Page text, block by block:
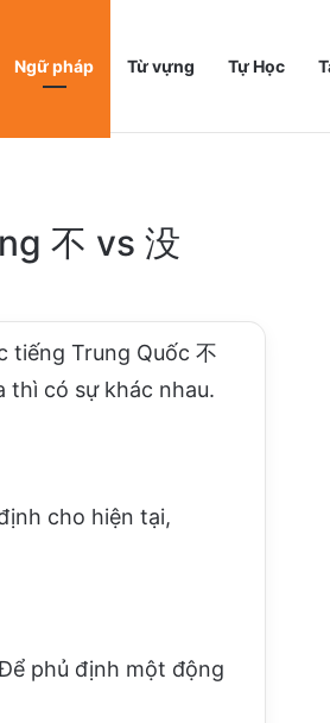
Ngữ pháp Từ vựng Tự Học
不 vs 没
tiếng Trung Quốc 不
thì có sự khác nhau.
cho hiện tại,
phủ định một động